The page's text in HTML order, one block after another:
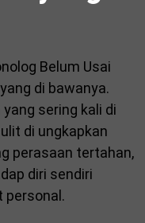
Belum Usai
di bawanya.
sering kali di
di ungkapkan
perasaan tertahan,
diri sendiri
personal.